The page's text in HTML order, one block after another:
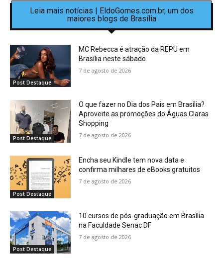
Leia mais notícias | EldoGomes.com.br, um dos
maiores blogs de Brasília
Post Destaque
MC Rebecca é atração da REPU em
Brasília neste sábado
7 de agosto de 2026
Post Destaque
O que fazer no Dia dos Pais em Brasília?
Aproveite as promoções do Águas Claras
Shopping
7 de agosto de 2026
Post Destaque
Encha seu Kindle tem nova data e
confirma milhares de eBooks gratuitos
7 de agosto de 2026
Post Destaque
10 cursos de pós-graduação em Brasília
na Faculdade Senac DF
7 de agosto de 2026